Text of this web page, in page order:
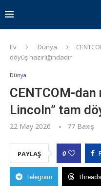
Ev Dünya
döyüş hazırlığındadır
Dünya
CENTCOM-dan
Lincoln” tam
22 May 2026 77 Baxış
PAYLAŞ 0
Telegram Threads